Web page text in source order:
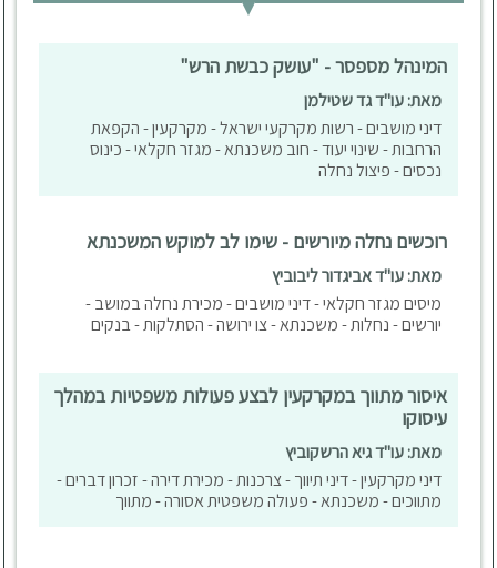
המינהל מספסר - "עושק כבשת הרש"
מאת: עו"ד גד שטילמן
דיני מושבים - רשות מקרקעי ישראל - מקרקעין - הקפאת
הרחבות - שינוי יעוד - חוב משכנתא - מגזר חקלאי - כינוס
נכסים - פיצול נחלה
רוכשים נחלה מיורשים - שימו לב למוקש המשכנתא
מאת: עו"ד אביגדור ליבוביץ
מיסים מגזר חקלאי - דיני מושבים - מכירת נחלה במושב -
יורשים - נחלות - משכנתא - צו ירושה - הסתלקות - בנקים
איסור מתווך במקרקעין לבצע פעולות משפטיות במהלך
עיסוקו
מאת: עו"ד גיא הרשקוביץ
דיני מקרקעין - דיני תיווך - צרכנות - מכירת דירה - זכרון דברים -
מתווכים - משכנתא - פעולה משפטית אסורה - מתווך